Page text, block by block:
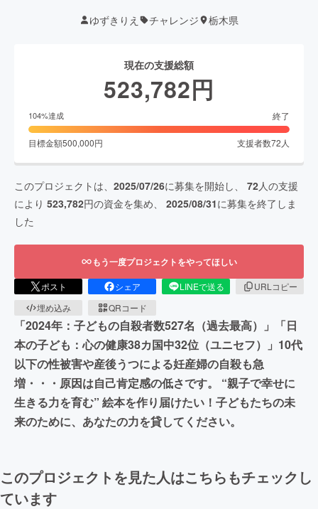
ゆずきりえ チャレンジ 栃木県
現在の支援総額
523,782円
104%達成 終了
目標金額500,000円 支援者数72 人
このプロジェクトは、 2025/07/26に募集を開始し、 72人の支援
により 523,782円の資金を集め、 2025/08/31に募集を終了しま
した
もう一度プロジェクトをやってほしい
ポスト シェア LINEで送る
URLコピー
埋め込み
QRコード
「2024年：子どもの自殺者数527名（過去最高）」「日
本の子ども：心の健康38カ国中32位（ユニセフ）」10代
以下の性被害や産後うつによる妊産婦の自殺も急
増・・・原因は自己肯定感の低さです。 “親子で幸せに
生きる力を育む” 絵本を作り届けたい！子どもたちの未
来のために、あなたの力を貸してください。
このプロジェクトを見た人はこちらもチェックし
ています